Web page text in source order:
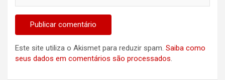
Este site utiliza o Akismet para reduzir spam. Saiba como
seus dados em comentários são processados.